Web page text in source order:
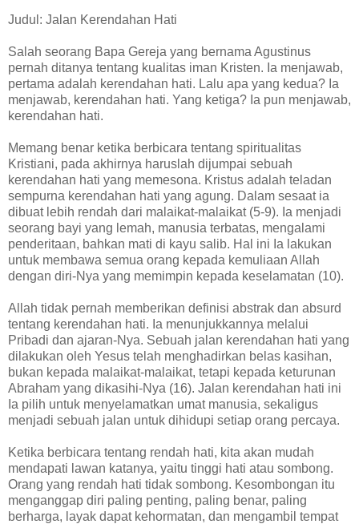
Judul: Jalan Kerendahan Hati
Salah seorang Bapa Gereja yang bernama Agustinus
pernah ditanya tentang kualitas iman Kristen. Ia menjawab,
pertama adalah kerendahan hati. Lalu apa yang kedua? Ia
menjawab, kerendahan hati. Yang ketiga? Ia pun menjawab,
kerendahan hati.
Memang benar ketika berbicara tentang spiritualitas
Kristiani, pada akhirnya haruslah dijumpai sebuah
kerendahan hati yang memesona. Kristus adalah teladan
sempurna kerendahan hati yang agung. Dalam sesaat ia
dibuat lebih rendah dari malaikat-malaikat (5-9). Ia menjadi
seorang bayi yang lemah, manusia terbatas, mengalami
penderitaan, bahkan mati di kayu salib. Hal ini Ia lakukan
untuk membawa semua orang kepada kemuliaan Allah
dengan diri-Nya yang memimpin kepada keselamatan (10).
Allah tidak pernah memberikan definisi abstrak dan absurd
tentang kerendahan hati. Ia menunjukkannya melalui
Pribadi dan ajaran-Nya. Sebuah jalan kerendahan hati yang
dilakukan oleh Yesus telah menghadirkan belas kasihan,
bukan kepada malaikat-malaikat, tetapi kepada keturunan
Abraham yang dikasihi-Nya (16). Jalan kerendahan hati ini
Ia pilih untuk menyelamatkan umat manusia, sekaligus
menjadi sebuah jalan untuk dihidupi setiap orang percaya.
Ketika berbicara tentang rendah hati, kita akan mudah
mendapati lawan katanya, yaitu tinggi hati atau sombong.
Orang yang rendah hati tidak sombong. Kesombongan itu
menganggap diri paling penting, paling benar, paling
berharga, layak dapat kehormatan, dan mengambil tempat